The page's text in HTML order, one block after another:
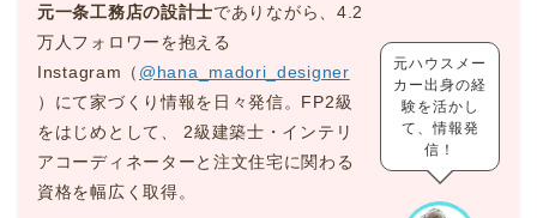
元一条工務店の設計士でありながら、4.2
万人フォロワーを抱える
Instagram（ @hana_madori_designer
）にて家づくり情報を日々発信。FP2級
をはじめとして、 2級建築士・インテリ
アコーディネーターと注文住宅に関わる
資格を幅広く取得。
元ハウスメー
カー出身の経
験を活かし
て、情報発
信！